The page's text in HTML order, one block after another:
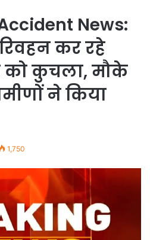
News:
कर रहे
को कुचला, मौके
ने किया
1,750